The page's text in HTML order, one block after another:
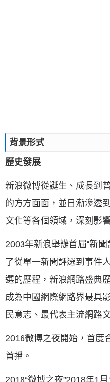
背景形式
歷史發展
新浪微博從誕生、成長到
的方方面面，並日漸滲透
文化等各個領域，深刻影
2003年新浪舉辦首屆“新
了從單一新聞評選到事件
選的歷程，新浪網路盛典
成為中國網際網路界最具
民意志、最代表主流網路
2016微博之夜開始，首度
首播。
2018“微博之夜”2018年1